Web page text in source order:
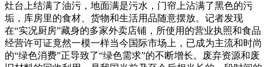
灶台上结满了油污，地面满是污水，门帘上沾满了黑色的污
垢，库房里的食材、货物和生活用品随意摆放。记者发现
在“实况厨房”藏身的多家外卖店铺，所使用的营业执照和食品
经营许可证竟然一模一样当今国际市场上，已成为主流和时尚
的“绿色消费”正导致了“绿色需求”的不断增长。废弃资源和废